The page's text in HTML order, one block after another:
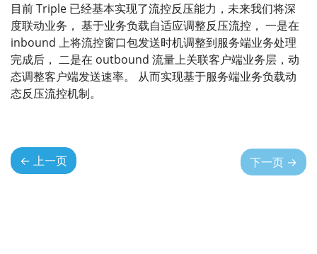
目前 Triple 已经基本实现了流控反压能力，未来我们将深
度联动业务， 基于业务负载自适应调整反压流控， 一是在
inbound 上将流控窗口包发送时机调整到服务端业务处理
完成后， 二是在 outbound 流量上关联客户端业务层，动
态调整客户端发送速率。 从而实现基于服务端业务负载动
态反压流控机制。
← 上一页 下一页 →